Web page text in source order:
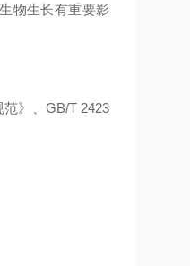
物生长有重要影
》、GB/T 2423